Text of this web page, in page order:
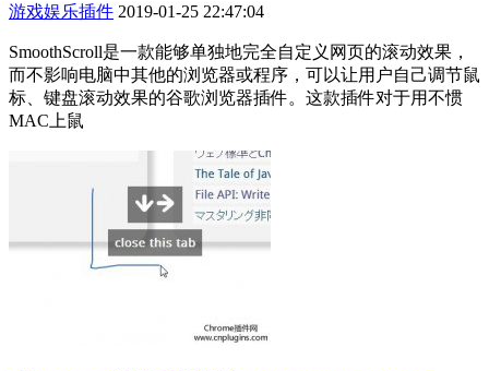
游戏娱乐插件 2019-01-25 22:47:04
SmoothScroll是一款能够单独地完全自定义网页的滚动效果，
而不影响电脑中其他的浏览器或程序，可以让用户自己调节鼠
标、键盘滚动效果的谷歌浏览器插件。这款插件对于用不惯
MAC上鼠